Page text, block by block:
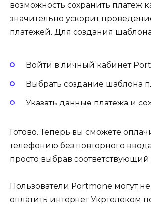
возможность сохранить платеж
значительно ускорит
платежей. Для создания
Войти в личный кабинет
Выбрать создание шаблона
Указать данные платежа и
Готово. Теперь вы сможете
телефонию без повторного
просто выбрав
Пользователи Portmone могут не
оплатить интернет Укртелеком